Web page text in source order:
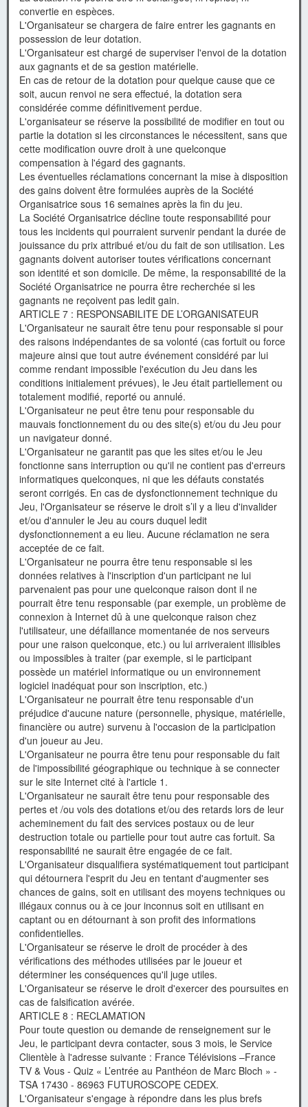
convertie en espèces.
L'Organisateur se chargera de faire entrer les gagnants en
possession de leur dotation.
L'Organisateur est chargé de superviser l'envoi de la dotation
aux gagnants et de sa gestion matérielle.
En cas de retour de la dotation pour quelque cause que ce
soit, aucun renvoi ne sera effectué, la dotation sera
considérée comme définitivement perdue.
L'organisateur se réserve la possibilité de modifier en tout ou
partie la dotation si les circonstances le nécessitent, sans que
cette modification ouvre droit à une quelconque
compensation à l'égard des gagnants.
Les éventuelles réclamations concernant la mise à disposition
des gains doivent être formulées auprès de la Société
Organisatrice sous 16 semaines après la fin du jeu.
La Société Organisatrice décline toute responsabilité pour
tous les incidents qui pourraient survenir pendant la durée de
jouissance du prix attribué et/ou du fait de son utilisation. Les
gagnants doivent autoriser toutes vérifications concernant
son identité et son domicile. De même, la responsabilité de la
Société Organisatrice ne pourra être recherchée si les
gagnants ne reçoivent pas ledit gain.
ARTICLE 7 : RESPONSABILITE DE L’ORGANISATEUR
L'Organisateur ne saurait être tenu pour responsable si pour
des raisons indépendantes de sa volonté (cas fortuit ou force
majeure ainsi que tout autre événement considéré par lui
comme rendant impossible l'exécution du Jeu dans les
conditions initialement prévues), le Jeu était partiellement ou
totalement modifié, reporté ou annulé.
L'Organisateur ne peut être tenu pour responsable du
mauvais fonctionnement du ou des site(s) et/ou du Jeu pour
un navigateur donné.
L'Organisateur ne garantit pas que les sites et/ou le Jeu
fonctionne sans interruption ou qu'il ne contient pas d'erreurs
informatiques quelconques, ni que les défauts constatés
seront corrigés. En cas de dysfonctionnement technique du
Jeu, l'Organisateur se réserve le droit s’il y a lieu d'invalider
et/ou d'annuler le Jeu au cours duquel ledit
dysfonctionnement a eu lieu. Aucune réclamation ne sera
acceptée de ce fait.
L'Organisateur ne pourra être tenu responsable si les
données relatives à l'inscription d'un participant ne lui
parvenaient pas pour une quelconque raison dont il ne
pourrait être tenu responsable (par exemple, un problème de
connexion à Internet dû à une quelconque raison chez
l'utilisateur, une défaillance momentanée de nos serveurs
pour une raison quelconque, etc.) ou lui arriveraient illisibles
ou impossibles à traiter (par exemple, si le participant
possède un matériel informatique ou un environnement
logiciel inadéquat pour son inscription, etc.)
L'Organisateur ne pourrait être tenu responsable d'un
préjudice d'aucune nature (personnelle, physique, matérielle,
financière ou autre) survenu à l'occasion de la participation
d'un joueur au Jeu.
L'Organisateur ne pourra être tenu pour responsable du fait
de l'impossibilité géographique ou technique à se connecter
sur le site Internet cité à l'article 1.
L'Organisateur ne saurait être tenu pour responsable des
pertes et /ou vols des dotations et/ou des retards lors de leur
acheminement du fait des services postaux ou de leur
destruction totale ou partielle pour tout autre cas fortuit. Sa
responsabilité ne saurait être engagée de ce fait.
L'Organisateur disqualifiera systématiquement tout participant
qui détournera l'esprit du Jeu en tentant d'augmenter ses
chances de gains, soit en utilisant des moyens techniques ou
illégaux connus ou à ce jour inconnus soit en utilisant en
captant ou en détournant à son profit des informations
confidentielles.
L'Organisateur se réserve le droit de procéder à des
vérifications des méthodes utilisées par le joueur et
déterminer les conséquences qu'il juge utiles.
L'Organisateur se réserve le droit d'exercer des poursuites en
cas de falsification avérée.
ARTICLE 8 : RECLAMATION
Pour toute question ou demande de renseignement sur le
Jeu, le participant devra contacter, sous 3 mois, le Service
Clientèle à l'adresse suivante : France Télévisions –France
TV & Vous - Quiz « L’entrée au Panthéon de Marc Bloch » -
TSA 17430 - 86963 FUTUROSCOPE CEDEX.
L'Organisateur s'engage à répondre dans les plus brefs